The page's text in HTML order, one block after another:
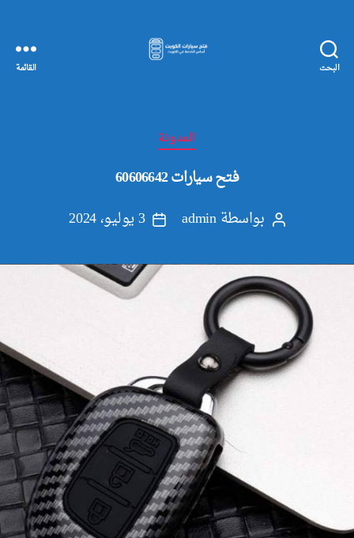
البحث
الكويت
القائمة
التصنيفاتالمدونة
فتح سيارات 60606642
كاتببواسطةadmin
تاريخ
3 يوليو، 2024